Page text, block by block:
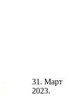
31. Март
2023.